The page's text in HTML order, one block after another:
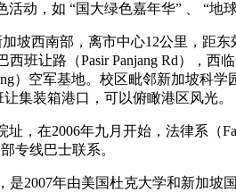
动，如 “国大绿色嘉年华” 、 “地
坡西南部，离市中心12公里，距
班让路（Pasir Panjang Rd），西
）空军基地。校区毗邻新加坡科
集装箱港口，可以俯瞰港区风光。
，在2006年九月开始，法律系（
专线巴士联系。
2007年由美国杜克大学和新加